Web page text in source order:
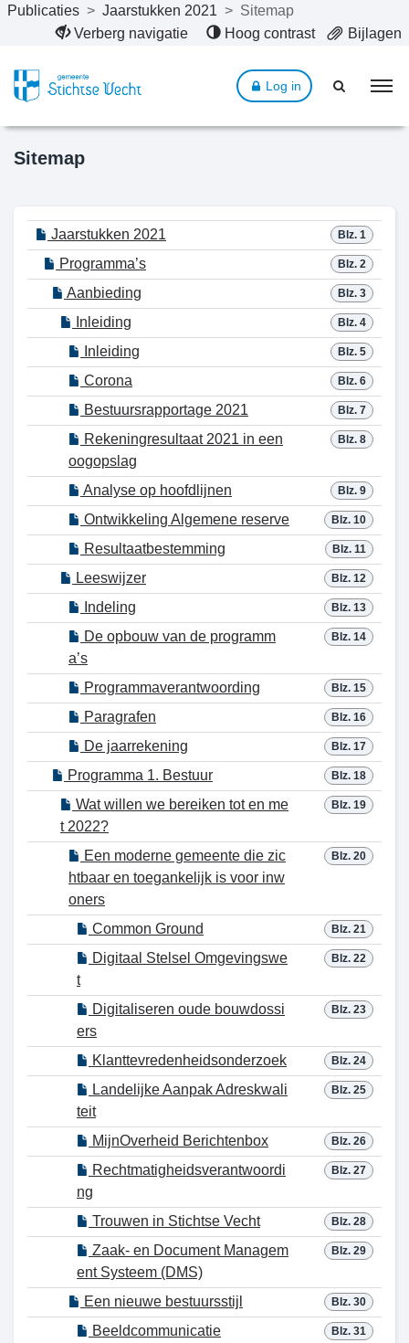
Naar hoofdinhoud
Publicaties > Jaarstukken 2021 > Sitemap
Verberg navigatie
Hoog contrast Bijlagen
Log in
Sitemap
Blz. 1
Jaarstukken 2021
Blz. 2
Programma’s
Blz. 3
Aanbieding
Blz. 4
Inleiding
Blz. 5
Inleiding
Blz. 6
Corona
Blz. 7
Bestuursrapportage 2021
Blz. 8
Rekeningresultaat 2021 in een
oogopslag
Blz. 9
Analyse op hoofdlijnen
Blz. 10
Ontwikkeling Algemene reserve
Blz. 11
Resultaatbestemming
Blz. 12
Leeswijzer
Blz. 13
Indeling
Blz. 14
De opbouw van de programm
a’s
Blz. 15
Programmaverantwoording
Blz. 16
Paragrafen
Blz. 17
De jaarrekening
Blz. 18
Programma 1. Bestuur
Blz. 19
Wat willen we bereiken tot en me
t 2022?
Blz. 20
Een moderne gemeente die zic
htbaar en toegankelijk is voor inw
oners
Blz. 21
Common Ground
Blz. 22
Digitaal Stelsel Omgevingswe
t
Blz. 23
Digitaliseren oude bouwdossi
ers
Blz. 24
Klanttevredenheidsonderzoek
Blz. 25
Landelijke Aanpak Adreskwali
teit
Blz. 26
MijnOverheid Berichtenbox
Blz. 27
Rechtmatigheidsverantwoordi
ng
Blz. 28
Trouwen in Stichtse Vecht
Blz. 29
Zaak- en Document Managem
ent Systeem (DMS)
Blz. 30
Een nieuwe bestuursstijl
Blz. 31
Beeldcommunicatie